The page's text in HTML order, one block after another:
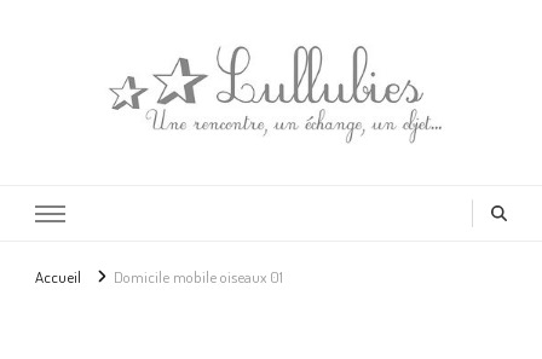
Accueil Domicile mobile oiseaux 01